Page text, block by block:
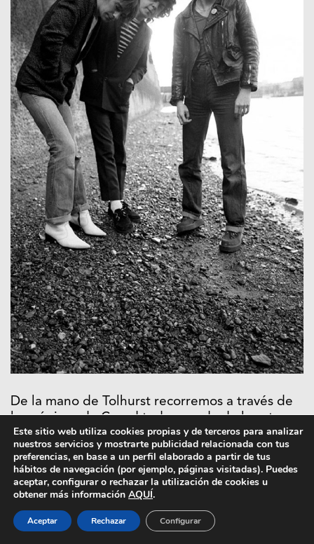
De la mano de Tolhurst recorremos a través de
las páginas de Cured todas y cada de las etapas
de su vida. Desde su infancia junto con
Robert, pasando por la formación de las
primeras bandas seminales y la consolidación
del fenómeno, hasta llegar a su
desintegración y expulsión de The Cure.
libro autobiográfico que hará las delicias de los
fans y generará más de un debate.
Este sitio web utiliza cookies propias y de terceros para analizar
nuestros servicios y mostrarte publicidad relacionada con tus
preferencias, en base a un perfil elaborado a partir de tus
hábitos de navegación (por ejemplo, páginas visitadas). Puedes
aceptar, configurar o rechazar la utilización de cookies u
obtener más información AQUÍ.
Aceptar Rechazar Configurar